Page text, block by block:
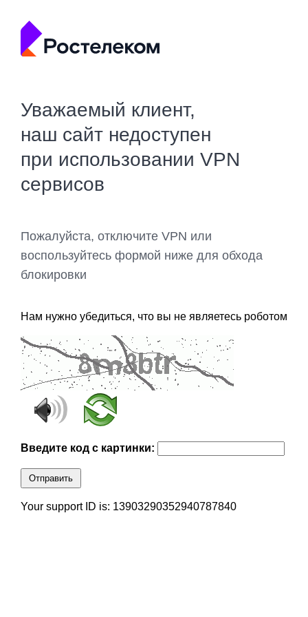
Уважаемый клиент,
наш сайт недоступен
при использовании VPN
сервисов
Пожалуйста, отключите VPN или
воспользуйтесь формой ниже для обхода
блокировки
Нам нужно убедиться, что вы не являетесь роботом
Введите код с картинки:
Отправить
Your support ID is: 13903290352940787840